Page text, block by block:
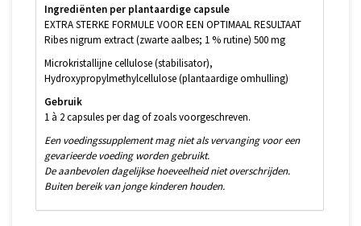
Ingrediënten per plantaardige capsule
EXTRA STERKE FORMULE VOOR EEN OPTIMAAL RESULTAAT
Ribes nigrum extract (zwarte aalbes; 1 % rutine) 500 mg
Microkristallijne cellulose (stabilisator),
Hydroxypropylmethylcellulose (plantaardige omhulling)
Gebruik
1 à 2 capsules per dag of zoals voorgeschreven.
Een voedingssupplement mag niet als vervanging voor een
gevarieerde voeding worden gebruikt.
De aanbevolen dagelijkse hoeveelheid niet overschrijden.
Buiten bereik van jonge kinderen houden.